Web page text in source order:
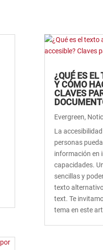
¿QUÉ ES EL
Y CÓMO
CLAVES
Evergreen,
La
personas
información en
capacidades.
sencillas y
texto
text. Te
tema en este